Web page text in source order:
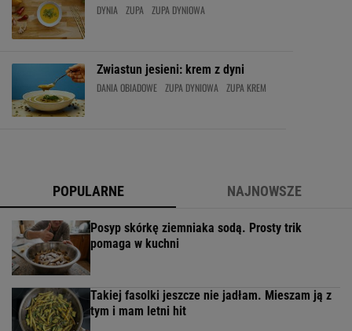
DYNIA ZUPA ZUPA DYNIOWA
Zwiastun jesieni: krem z dyni
DANIA OBIADOWE ZUPA DYNIOWA ZUPA KREM
POPULARNE NAJNOWSZE
Posyp skórkę ziemniaka sodą. Prosty trik
pomaga w kuchni
Takiej fasolki jeszcze nie jadłam. Mieszam ją z
tym i mam letni hit